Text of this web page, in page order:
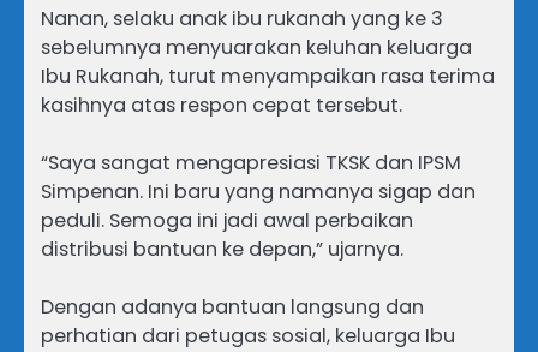
Nanan, selaku anak ibu rukanah yang ke 3
sebelumnya menyuarakan keluhan keluarga
Ibu Rukanah, turut menyampaikan rasa terima
kasihnya atas respon cepat tersebut.
“Saya sangat mengapresiasi TKSK dan IPSM
Simpenan. Ini baru yang namanya sigap dan
peduli. Semoga ini jadi awal perbaikan
distribusi bantuan ke depan,” ujarnya.
Dengan adanya bantuan langsung dan
perhatian dari petugas sosial, keluarga Ibu